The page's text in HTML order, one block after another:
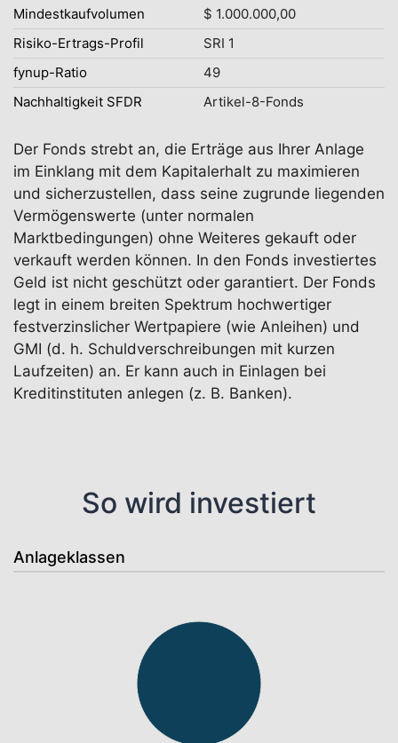
Mindestkaufvolumen
$ 1.000.000,00
Risiko-Ertrags-Profil
SRI 1
fynup-Ratio
49
Nachhaltigkeit SFDR
Artikel-8-Fonds
Der Fonds strebt an, die Erträge aus Ihrer Anlage
im Einklang mit dem Kapitalerhalt zu maximieren
und sicherzustellen, dass seine zugrunde liegenden
Vermögenswerte (unter normalen
Marktbedingungen) ohne Weiteres gekauft oder
verkauft werden können. In den Fonds investiertes
Geld ist nicht geschützt oder garantiert. Der Fonds
legt in einem breiten Spektrum hochwertiger
festverzinslicher Wertpapiere (wie Anleihen) und
GMI (d. h. Schuldverschreibungen mit kurzen
Laufzeiten) an. Er kann auch in Einlagen bei
Kreditinstituten anlegen (z. B. Banken).
So wird investiert
Anlageklassen